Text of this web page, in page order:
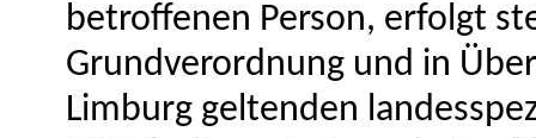
betroffenen Person, erfolgt
Grundverordnung und in
Limburg geltenden